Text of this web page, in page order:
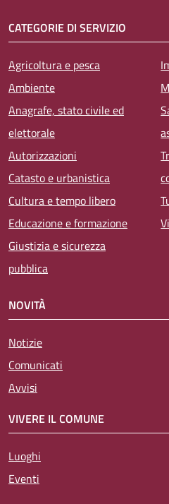
CATEGORIE DI SERVIZIO
Agricoltura e pesca
Ambiente
Anagrafe, stato civile ed
elettorale
Autorizzazioni
Catasto e urbanistica
Cultura e tempo libero
Educazione e formazione
Giustizia e sicurezza
pubblica
NOVITÀ
Notizie
Comunicati
Avvisi
VIVERE IL COMUNE
Luoghi
Eventi